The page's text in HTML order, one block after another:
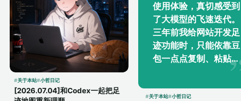
关于本站 小哲日记
[2026.07.04]和Codex一起把足
使用体验，真切感受到
了大模型的飞速迭代。
三年前我给网站开发足
迹功能时，只能依靠豆
包一点点复制、粘贴、
调整代码，全程手动反
时。而如今有了Cod...
关于本站 小哲日记